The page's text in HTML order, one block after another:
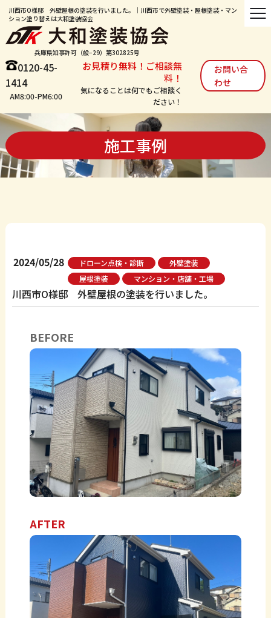
川西市O様邸 外壁屋根の塗装を行いました。｜川西市で外壁塗装・屋根塗装・マン
ション塗り替えは大和塗装協会
兵庫県知事許可（般−29）第302825号
0120-45-
1414
AM8:00-PM6:00
お見積り無料！ご相談無
料！
気になることは何でもご相談く
ださい！
お問い合
わせ
施工事例
2024/05/28 ドローン点検・診断
外壁塗装
屋根塗装
マンション・店舗・工場
川西市O様邸 外壁屋根の塗装を行いました。
BEFORE
AFTER